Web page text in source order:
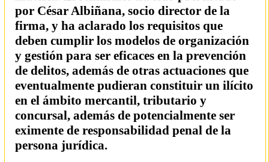
por César Albiñana, socio director de la
firma, y ha aclarado los requisitos que
deben cumplir los modelos de organización
y gestión para ser eficaces en la prevención
de delitos, además de otras actuaciones que
eventualmente pudieran constituir un ilícito
en el ámbito mercantil, tributario y
concursal, además de potencialmente ser
eximente de responsabilidad penal de la
persona jurídica.